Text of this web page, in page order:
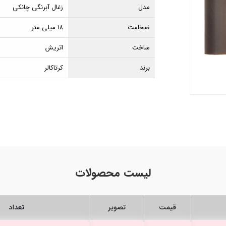
مدل
زغال آبرنگی چانکی
ضخامت
۱۸ میلی متر
ساخت
اتریش
برند
کرتاکالر
لیست محصولات
قیمت تصویر تعداد